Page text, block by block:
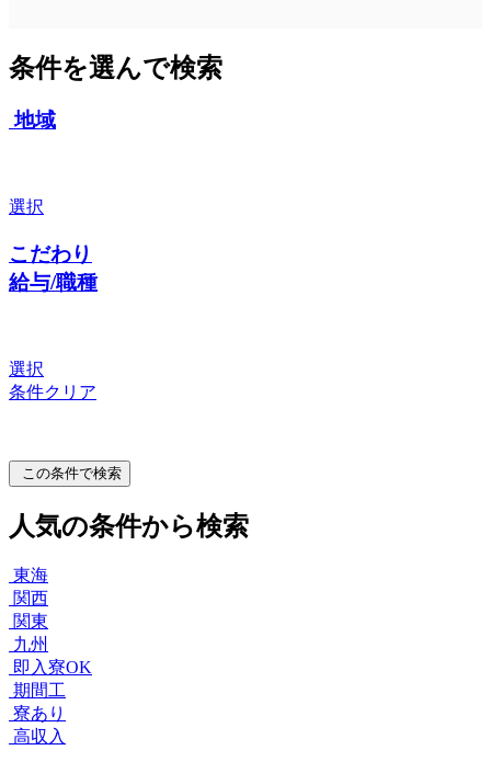
条件を選んで検索
地域
選択
こだわり
給与/職種
選択
条件クリア
この条件で検索
人気の条件から検索
東海
関西
関東
九州
即入寮OK
期間工
寮あり
高収入